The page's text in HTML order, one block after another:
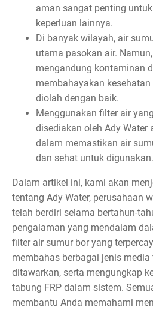
aman sangat penting
keperluan lainnya.
Di banyak wilayah, air
utama pasokan air.
mengandung kontaminan
membahayakan
diolah dengan baik.
Menggunakan filter air
disediakan oleh Ady Water
dalam memastikan air
dan sehat untuk digunakan.
Dalam artikel ini, kami akan
tentang Ady Water, perusahaan
telah berdiri selama bertahun-
pengalaman yang mendalam
filter air sumur bor yang
membahas berbagai jenis media
ditawarkan, serta mengungkap
tabung FRP dalam sistem.
membantu Anda memahami